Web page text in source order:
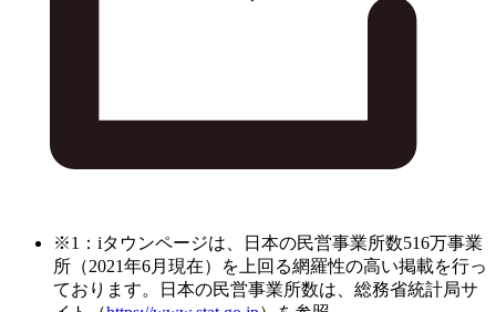
※1：iタウンページは、日本の民営事業所数516万事業
所（2021年6月現在）を上回る網羅性の高い掲載を行っ
ております。日本の民営事業所数は、総務省統計局サ